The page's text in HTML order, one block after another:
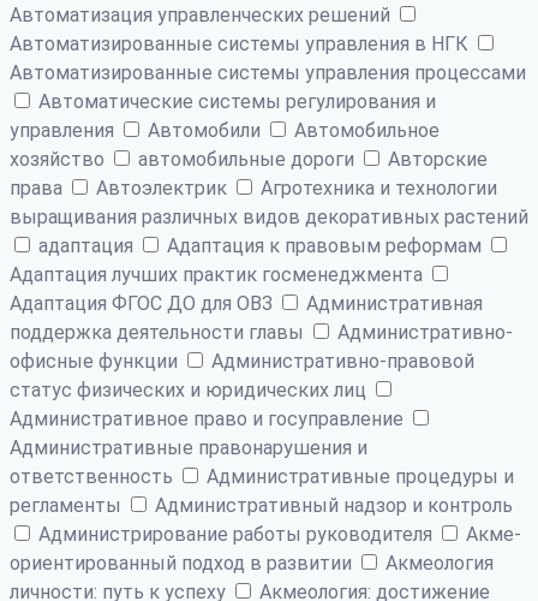
Автоматизация управленческих решений
Автоматизированные системы управления в НГК
Автоматизированные системы управления процессами
Автоматические системы регулирования и
управления
Автомобили
Автомобильное
хозяйство
автомобильные дороги
Авторские
права
Автоэлектрик
Агротехника и технологии
выращивания различных видов декоративных растений
адаптация
Адаптация к правовым реформам
Адаптация лучших практик госменеджмента
Адаптация ФГОС ДО для ОВЗ
Административная
поддержка деятельности главы
Административно-
офисные функции
Административно-правовой
статус физических и юридических лиц
Административное право и госуправление
Административные правонарушения и
ответственность
Административные процедуры и
регламенты
Административный надзор и контроль
Администрирование работы руководителя
Акме-
ориентированный подход в развитии
Акмеология
личности: путь к успеху
Акмеология: достижение